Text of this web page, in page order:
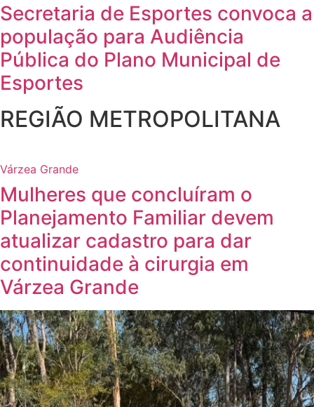
Secretaria de Esportes convoca a
população para Audiência
Pública do Plano Municipal de
Esportes
REGIÃO METROPOLITANA
Várzea Grande
Mulheres que concluíram o
Planejamento Familiar devem
atualizar cadastro para dar
continuidade à cirurgia em
Várzea Grande